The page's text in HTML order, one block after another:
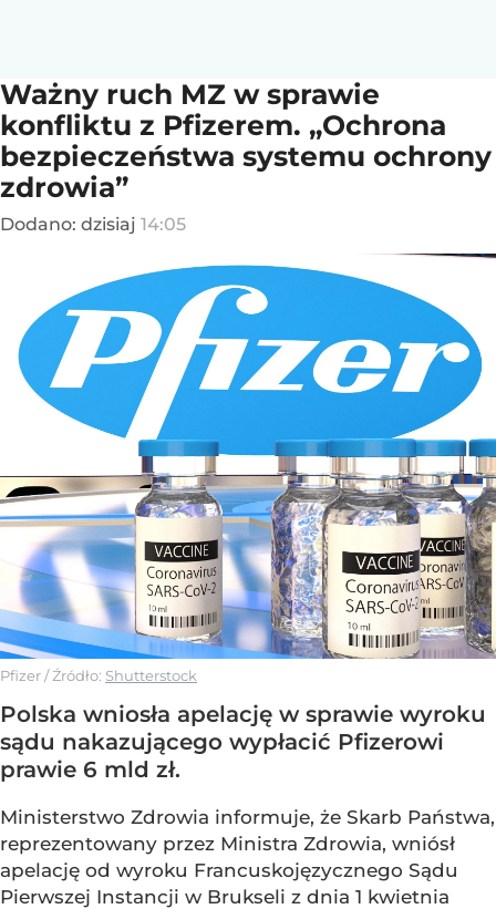
Ważny ruch MZ w sprawie
konfliktu z Pfizerem. „Ochrona
bezpieczeństwa systemu ochrony
zdrowia”
Dodano: dzisiaj 14:05
Pfizer/ Źródło: Shutterstock
Polska wniosła apelację w sprawie wyroku
sądu nakazującego wypłacić Pfizerowi
prawie 6 mld zł.
Ministerstwo Zdrowia informuje, że Skarb Państwa,
reprezentowany przez Ministra Zdrowia, wniósł
apelację od wyroku Francuskojęzycznego Sądu
Pierwszej Instancji w Brukseli z dnia 1 kwietnia